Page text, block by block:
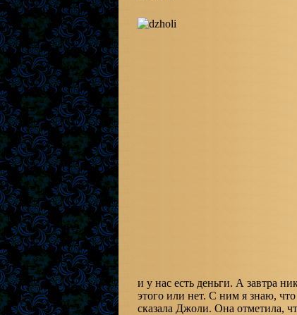
и у нас есть деньги. А завтра
этого или нет. С ним я знаю,
сказала Джоли. Она отметила,